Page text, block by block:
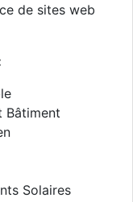
de sites web
Bâtiment
Solaires